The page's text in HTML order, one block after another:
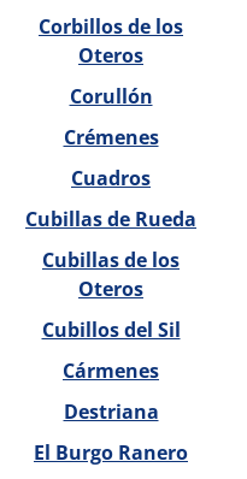
Corbillos de los
Oteros
Corullón
Crémenes
Cuadros
Cubillas de Rueda
Cubillas de los
Oteros
Cubillos del Sil
Cármenes
Destriana
El Burgo Ranero